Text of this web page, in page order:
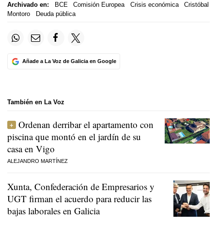
Archivado en: BCE Comisión Europea Crisis económica
Cristóbal
Montoro
Deuda pública
Añade a La Voz de Galicia en Google
También en La Voz
Ordenan derribar el apartamento con
piscina que montó en el jardín de su
casa en Vigo
ALEJANDRO MARTÍNEZ
Xunta, Confederación de Empresarios y
UGT firman el acuerdo para reducir las
bajas laborales en Galicia